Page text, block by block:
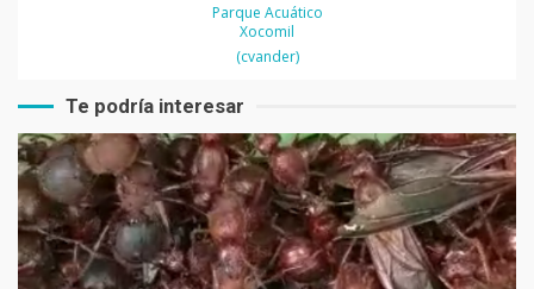
Parque Acuático
Xocomil
(cvander)
Te podría interesar